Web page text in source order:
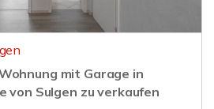
mit Garage in
von Sulgen zu verkaufen